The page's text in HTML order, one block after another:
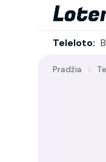
Teleloto:
Pradžia